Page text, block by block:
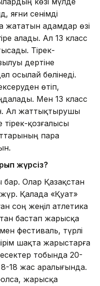
яғни сенімді
жататын адамдар өзі
алады. Ал 13 класс
Тірек-
дертіне
осылай бөлінеді.
өтіп,
Мен 13 класс
Ал жаттықтырушы
тірек-қозғалысы
пара
жүрсіз?
Олар Қазақстан
Қалада «Қуат»
соң жеңіл атлетика
бастап жарысқа
фестиваль, түрлі
шақта жарыстарға
тобында 20-
18 жас аралығында.
жарысқа